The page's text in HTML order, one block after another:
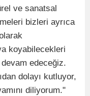
ve sanatsal
bizleri ayrıca
koyabilecekleri
edeceğiz.
dolayı kutluyor,
diliyorum."